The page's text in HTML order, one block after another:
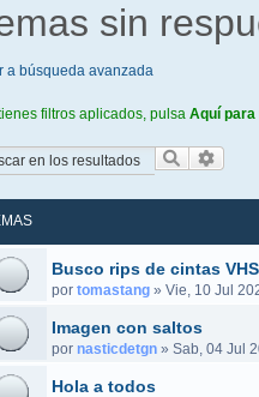
sin
Ir a búsqueda avanzada
filtros aplicados, pulsa Aquí
Buscar
Busco rips de cintas
por tomastang» Vie, 10 Jul
Imagen con saltos
por nasticdetgn» Sab, 04 Jul
Hola a todos